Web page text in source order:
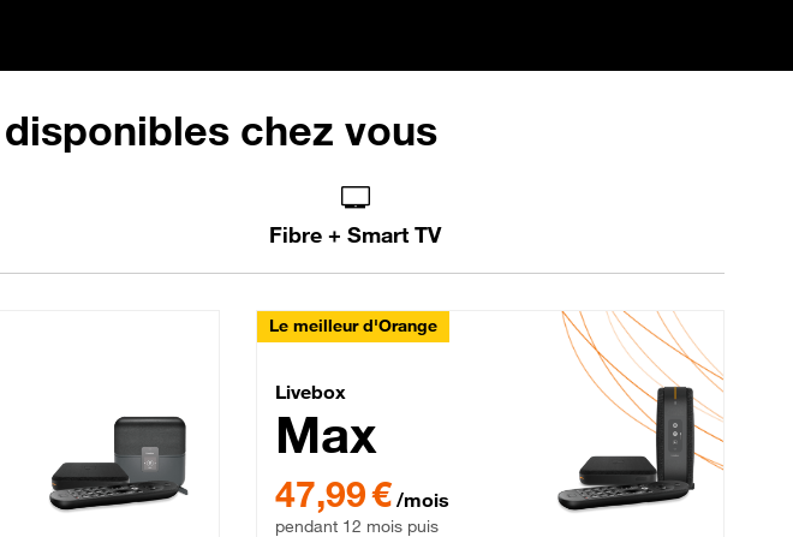
chez vous
Fibre + Smart TV
Fibre
puis 42,99 € par mois, Engagement 12 mois
Le meilleur d'Orange
Livebox Max Fibre
Livebox
Max
47,99 € par mois pendant 12 mois puis 57,99 € par mois,
47,99 € /mois
pendant 12 mois puis